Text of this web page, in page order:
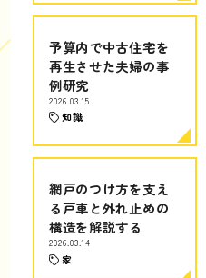
予算内で中古住宅を
再生させた夫婦の事
例研究
2026.03.15
知識
網戸のつけ方を支え
る戸車と外れ止めの
構造を解説する
2026.03.14
家